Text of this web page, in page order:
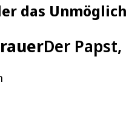
das
Der